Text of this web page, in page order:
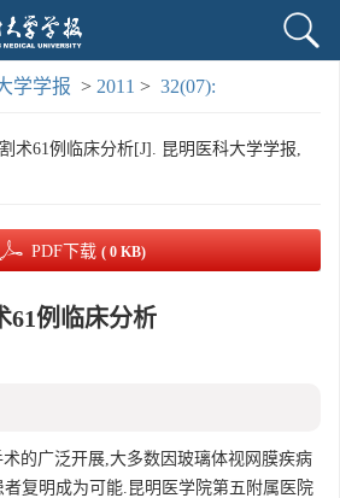
学学报 > 2011 > 32(07):
术61例临床分析[J]. 昆明医科大学学报,
PDF下载 ( 0 KB)
61例临床分析
的广泛开展,大多数因玻璃体视网膜疾病
复明成为可能.昆明医学院第五附属医院